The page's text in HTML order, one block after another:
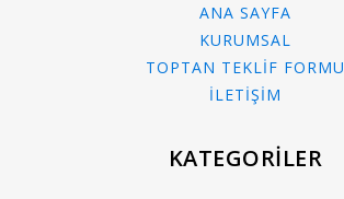
ANA SAYFA
KURUMSAL
TOPTAN TEKLİF FORMU
İLETİŞİM
KATEGORİLER